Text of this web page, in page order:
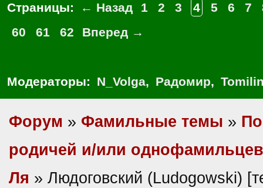
Страницы: ← Назад 1 2 3 4 5 6 7
60
61 62 Вперед →
Модераторы: N_Volga, Радомир,
Форум » Фамильные темы »
родичей и/или однофамильцев
Ля » Людоговский (Ludogowski)